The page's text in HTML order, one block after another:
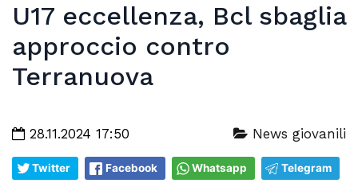
U17 eccellenza, Bcl sbaglia
approccio contro
Terranuova
28.11.2024 17:50 News giovanili
Twitter Facebook Whatsapp Telegram